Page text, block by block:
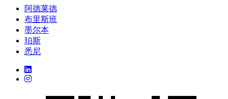
阿德莱德
布里斯班
墨尔本
珀斯
悉尼